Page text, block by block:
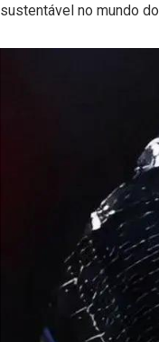
sustentável no mundo